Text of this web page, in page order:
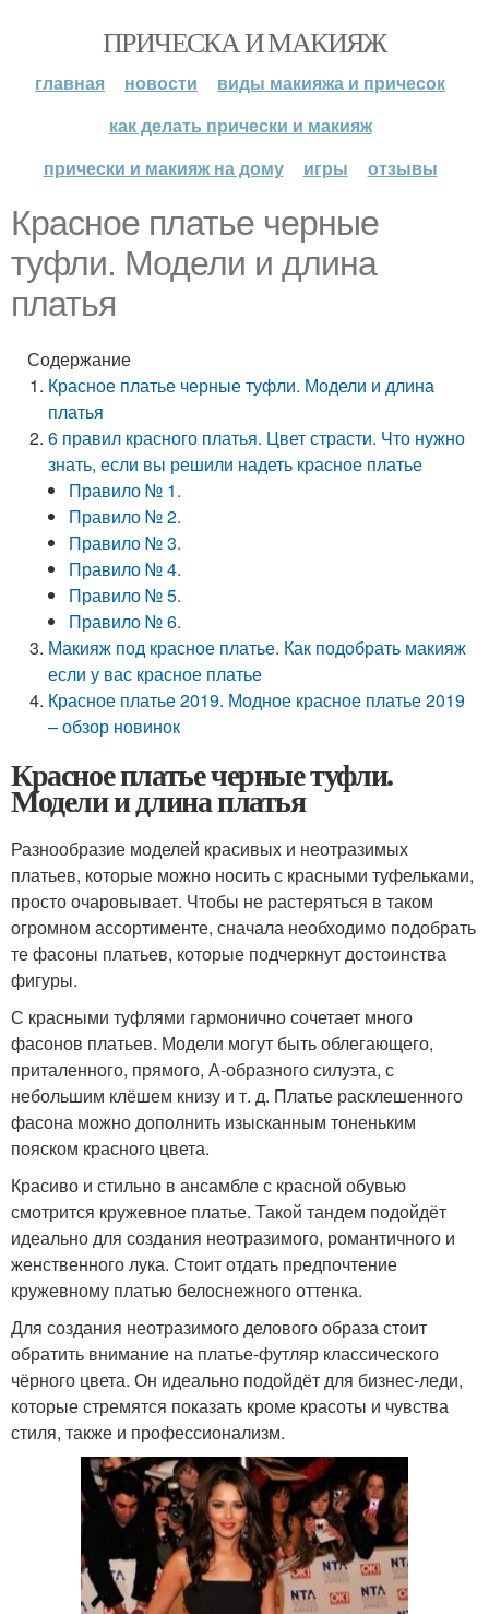
ПРИЧЕСКА И МАКИЯЖ
главная новости
виды макияжа и причесок
как делать прически и макияж
прически и макияж на дому
игры отзывы
Красное платье черные
туфли. Модели и длина
платья
Содержание
Красное платье черные туфли. Модели и длина
платья
6 правил красного платья. Цвет страсти. Что нужно
знать, если вы решили надеть красное платье
Правило № 1.
Правило № 2.
Правило № 3.
Правило № 4.
Правило № 5.
Правило № 6.
Макияж под красное платье. Как подобрать макияж
если у вас красное платье
Красное платье 2019. Модное красное платье 2019
– обзор новинок
Красное платье черные туфли.
Модели и длина платья
Разнообразие моделей красивых и неотразимых
платьев, которые можно носить с красными туфельками,
просто очаровывает. Чтобы не растеряться в таком
огромном ассортименте, сначала необходимо подобрать
те фасоны платьев, которые подчеркнут достоинства
фигуры.
С красными туфлями гармонично сочетает много
фасонов платьев. Модели могут быть облегающего,
приталенного, прямого, А-образного силуэта, с
небольшим клёшем книзу и т. д. Платье расклешенного
фасона можно дополнить изысканным тоненьким
пояском красного цвета.
Красиво и стильно в ансамбле с красной обувью
смотрится кружевное платье. Такой тандем подойдёт
идеально для создания неотразимого, романтичного и
женственного лука. Стоит отдать предпочтение
кружевному платью белоснежного оттенка.
Для создания неотразимого делового образа стоит
обратить внимание на платье-футляр классического
чёрного цвета. Он идеально подойдёт для бизнес-леди,
которые стремятся показать кроме красоты и чувства
стиля, также и профессионализм.